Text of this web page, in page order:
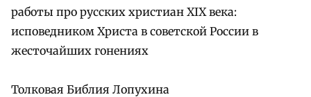
работы про русских христиан XIX века:
исповедником Христа в советской России в
жесточайших гонениях
Толковая Библия Лопухина